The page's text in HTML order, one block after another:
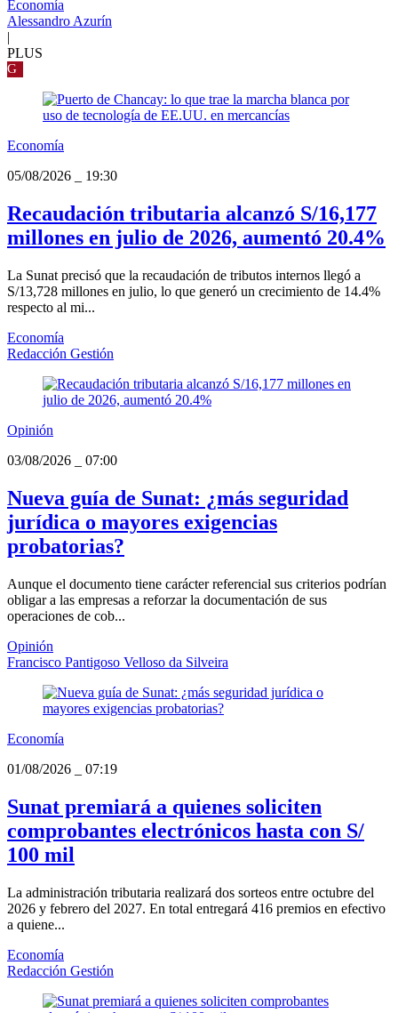
Economía
Alessandro Azurín
|
PLUS
G
Economía
05/08/2026
19:30
Recaudación tributaria alcanzó S/16,177
millones en julio de 2026, aumentó 20.4%
La Sunat precisó que la recaudación de tributos internos llegó a
S/13,728 millones en julio, lo que generó un crecimiento de 14.4%
respecto al mi...
Economía
Redacción Gestión
Opinión
03/08/2026
07:00
Nueva guía de Sunat: ¿más seguridad
jurídica o mayores exigencias
probatorias?
Aunque el documento tiene carácter referencial sus criterios podrían
obligar a las empresas a reforzar la documentación de sus
operaciones de cob...
Opinión
Francisco Pantigoso Velloso da Silveira
Economía
01/08/2026
07:19
Sunat premiará a quienes soliciten
comprobantes electrónicos hasta con S/
100 mil
La administración tributaria realizará dos sorteos entre octubre del
2026 y febrero del 2027. En total entregará 416 premios en efectivo
a quiene...
Economía
Redacción Gestión